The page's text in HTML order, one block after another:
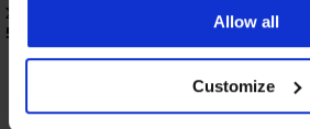
Allow all
Customize
Σουτιέν Push Perfect Bardot ενισχυμένο
57,99 €